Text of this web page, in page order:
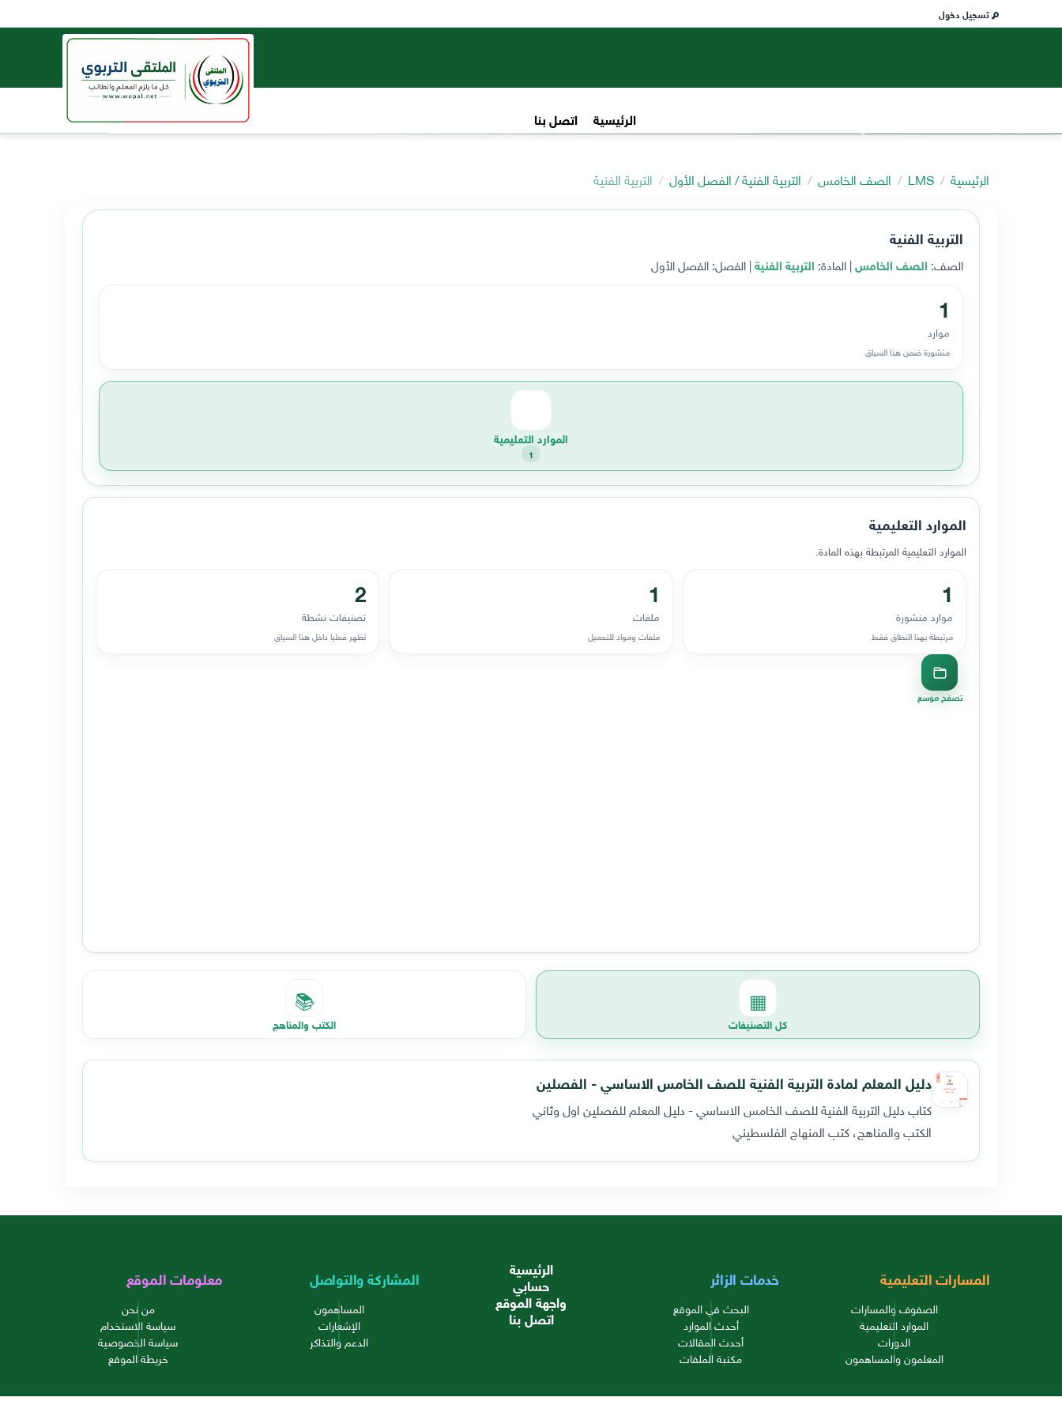
تسجيل دخول
الرئيسية اتصل بنا
الرئيسية LMS الصف الخامس التربية الفنية / الفصل الأول التربية الفنية
التربية الفنية
الصف: الصف الخامس| المادة: التربية الفنية| الفصل: الفصل الأول
1
موارد
منشورة ضمن هذا السياق
الموارد التعليمية
1
الموارد التعليمية
الموارد التعليمية المرتبطة بهذه المادة.
1
موارد منشورة
مرتبطة بهذا النطاق فقط
1
ملفات
ملفات ومواد للتحميل
2
تصنيفات نشطة
تظهر فعليا داخل هذا السياق
تصفح موسع
▦
كل التصنيفات
📚
الكتب والمناهج
دليل المعلم لمادة التربية الفنية للصف الخامس الاساسي - الفصلين
كتاب دليل التربية الفنية للصف الخامس الاساسي - دليل المعلم للفصلين اول وثاني
الكتب والمناهج، كتب المنهاج الفلسطيني
المسارات التعليمية
الصفوف والمسارات
الموارد التعليمية
الدورات
المعلمون والمساهمون
خدمات الزائر
البحث في الموقع
أحدث الموارد
أحدث المقالات
مكتبة الملفات
الرئيسية
حسابي
واجهة الموقع
اتصل بنا
المشاركة والتواصل
المساهمون
الإشعارات
الدعم والتذاكر
معلومات الموقع
من نحن
سياسة الاستخدام
سياسة الخصوصية
خريطة الموقع